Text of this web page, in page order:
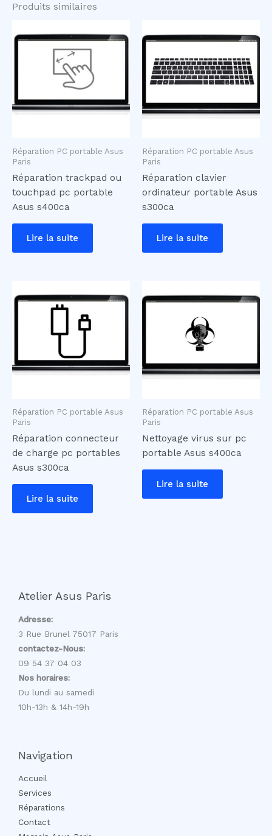
Produits similaires
Réparation PC portable Asus
Paris
Réparation trackpad ou
touchpad pc portable
Asus s400ca
Lire la suite
Réparation PC portable Asus
Paris
Réparation clavier
ordinateur portable Asus
s300ca
Lire la suite
Réparation PC portable Asus
Paris
Réparation connecteur
de charge pc portables
Asus s300ca
Lire la suite
Réparation PC portable Asus
Paris
Nettoyage virus sur pc
portable Asus s400ca
Lire la suite
Atelier Asus Paris
Adresse:
3 Rue Brunel 75017 Paris
contactez-Nous:
09 54 37 04 03
Nos horaires:
Du lundi au samedi
10h-13h & 14h-19h
Navigation
Accueil
Services
Réparations
Contact